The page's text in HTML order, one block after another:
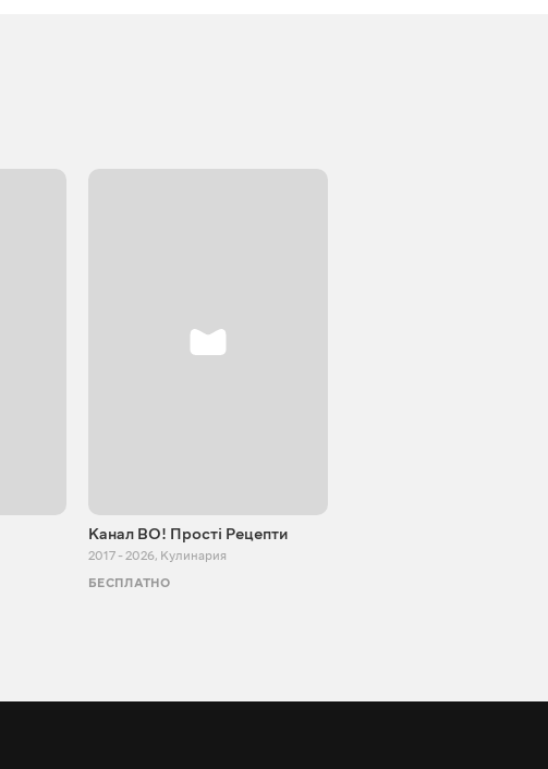
Канал ВО! Прості Рецепти
2017 - 2026, Кулинария
БЕСПЛАТНО